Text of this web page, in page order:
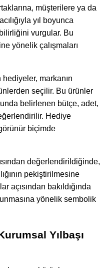
müşterilere ya da
yıl boyunca
vurgular. Bu
yönelik çalışmaları
markanın
seçilir. Bu ürünler
belirlenen bütçe, adet,
Hediye
biçimde
değerlendirildiğinde,
pekiştirilmesine
açısından bakıldığında
yönelik sembolik
Yılbaşı